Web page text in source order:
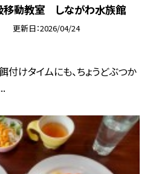
動教室 しながわ水族館
更新日 2026/04/24
付けタイムにも、ちょうどぶつか